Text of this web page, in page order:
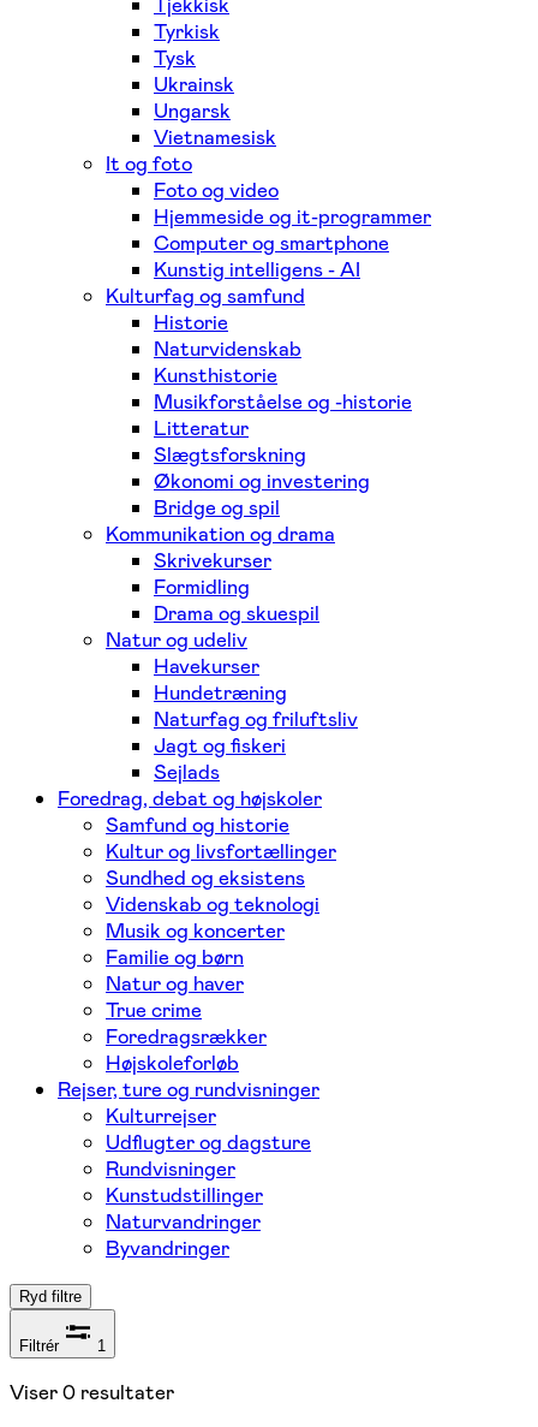
Tyrkisk
Tysk
Ukrainsk
Ungarsk
Vietnamesisk
It og foto
Foto og video
Hjemmeside og it-programmer
Computer og smartphone
Kunstig intelligens - AI
Kulturfag og samfund
Historie
Naturvidenskab
Kunsthistorie
Musikforståelse og -historie
Litteratur
Slægtsforskning
Økonomi og investering
Bridge og spil
Kommunikation og drama
Skrivekurser
Formidling
Drama og skuespil
Natur og udeliv
Havekurser
Hundetræning
Naturfag og friluftsliv
Jagt og fiskeri
Sejlads
Foredrag, debat og højskoler
Samfund og historie
Kultur og livsfortællinger
Sundhed og eksistens
Videnskab og teknologi
Musik og koncerter
Familie og børn
Natur og haver
True crime
Foredragsrækker
Højskoleforløb
Rejser, ture og rundvisninger
Kulturrejser
Udflugter og dagsture
Rundvisninger
Kunstudstillinger
Naturvandringer
Byvandringer
Ryd filtre
Filtrér 1
Viser0 resultater